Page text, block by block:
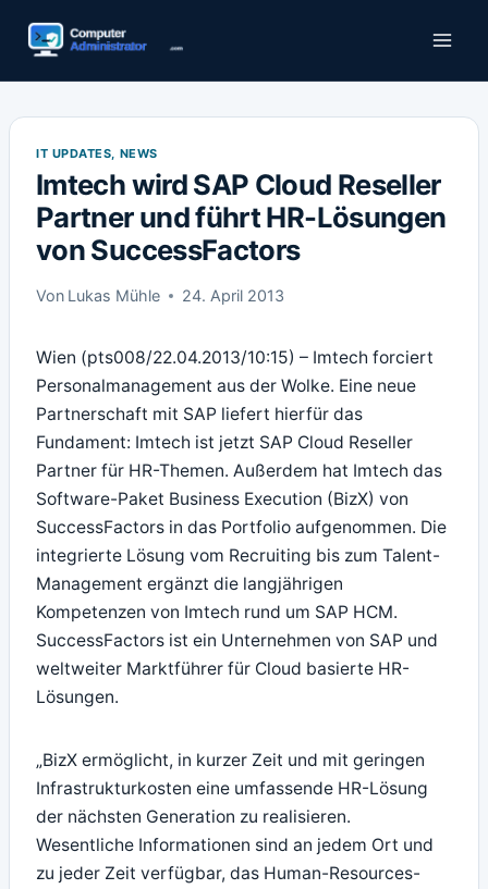
Inhalt
IT UPDATES, NEWS
Imtech wird SAP Cloud Reseller
Partner und führt HR-Lösungen
von SuccessFactors
Von Lukas Mühle 24. April 2013
Wien (pts008/22.04.2013/10:15) – Imtech forciert
Personalmanagement aus der Wolke. Eine neue
Partnerschaft mit SAP liefert hierfür das
Fundament: Imtech ist jetzt SAP Cloud Reseller
Partner für HR-Themen. Außerdem hat Imtech das
Software-Paket Business Execution (BizX) von
SuccessFactors in das Portfolio aufgenommen. Die
integrierte Lösung vom Recruiting bis zum Talent-
Management ergänzt die langjährigen
Kompetenzen von Imtech rund um SAP HCM.
SuccessFactors ist ein Unternehmen von SAP und
weltweiter Marktführer für Cloud basierte HR-
Lösungen.
„BizX ermöglicht, in kurzer Zeit und mit geringen
Infrastrukturkosten eine umfassende HR-Lösung
der nächsten Generation zu realisieren.
Wesentliche Informationen sind an jedem Ort und
zu jeder Zeit verfügbar, das Human-Resources-